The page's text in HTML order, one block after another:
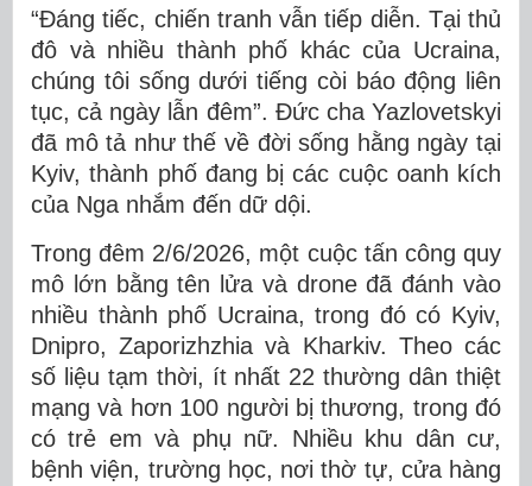
“Đáng tiếc, chiến tranh vẫn tiếp diễn. Tại thủ
đô và nhiều thành phố khác của Ucraina,
chúng tôi sống dưới tiếng còi báo động liên
tục, cả ngày lẫn đêm”. Đức cha Yazlovetskyi
đã mô tả như thế về đời sống hằng ngày tại
Kyiv, thành phố đang bị các cuộc oanh kích
của Nga nhắm đến dữ dội.
Trong đêm 2/6/2026, một cuộc tấn công quy
mô lớn bằng tên lửa và drone đã đánh vào
nhiều thành phố Ucraina, trong đó có Kyiv,
Dnipro, Zaporizhzhia và Kharkiv. Theo các
số liệu tạm thời, ít nhất 22 thường dân thiệt
mạng và hơn 100 người bị thương, trong đó
có trẻ em và phụ nữ. Nhiều khu dân cư,
bệnh viện, trường học, nơi thờ tự, cửa hàng